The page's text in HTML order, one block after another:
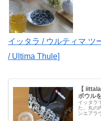
イッタラ / ウルティマ ツ
/ Ultima Thule]
【
ボウル
イッタラ
た。丸の
ンエアラ